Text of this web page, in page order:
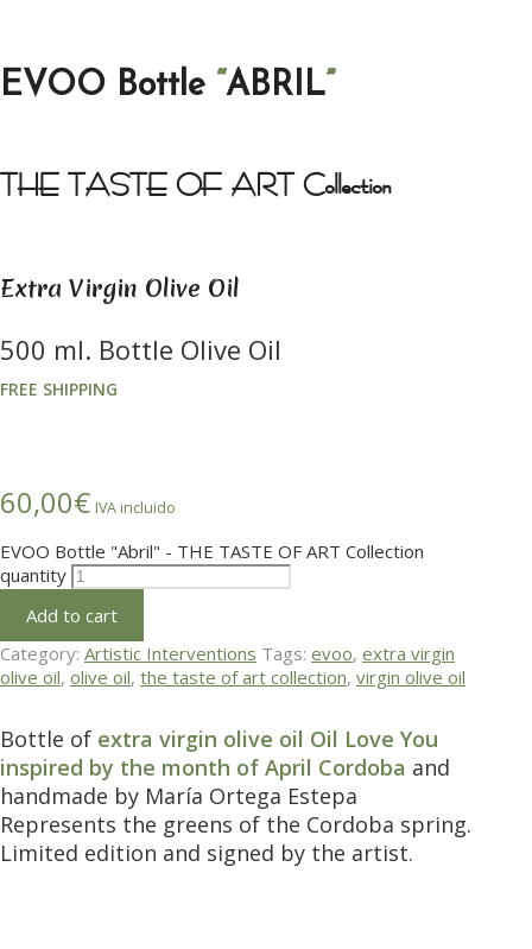
EVOO Bottle “ABRIL”
THE TASTE OF ART Collection
Extra Virgin Olive Oil
500 ml. Bottle Olive Oil
FREE SHIPPING
60,00€ IVA incluido
EVOO Bottle "Abril" - THE TASTE OF ART Collection
quantity
Add to cart
Category: Artistic Interventions Tags: evoo, extra virgin
olive oil, olive oil, the taste of art collection, virgin olive oil
Bottle of extra virgin olive oil Oil Love You
inspired by the month of April Cordoba and
handmade by María Ortega Estepa
Represents the greens of the Cordoba spring.
Limited edition and signed by the artist.